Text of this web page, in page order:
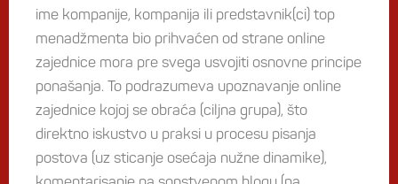
ime kompanije, kompanija ili predstavnik(ci) top
menadžmenta bio prihvaćen od strane online
zajednice mora pre svega usvojiti osnovne principe
ponašanja. To podrazumeva upoznavanje online
zajednice kojoj se obraća (ciljna grupa), što
direktno iskustvo u praksi u procesu pisanja
postova (uz sticanje osećaja nužne dinamike),